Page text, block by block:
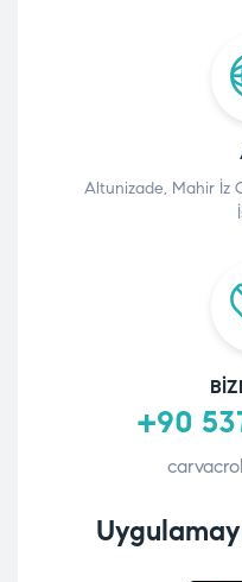
Altunizade, Mahir İz
+90